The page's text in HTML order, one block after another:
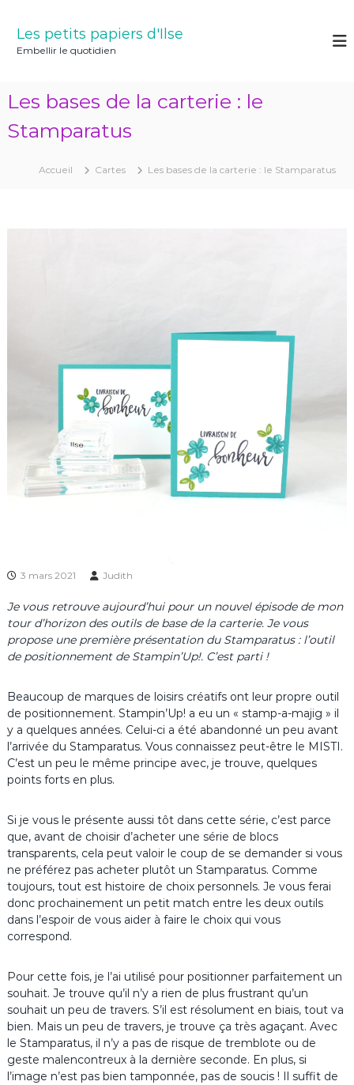
Les petits papiers d'Ilse
Embellir le quotidien
Les bases de la carterie : le
Stamparatus
Accueil Cartes Les bases de la carterie : le Stamparatus
3 mars 2021 Judith
Je vous retrouve aujourd’hui pour un nouvel épisode de mon
tour d’horizon des outils de base de la carterie. Je vous
propose une première présentation du Stamparatus : l’outil
de positionnement de Stampin’Up!. C’est parti !
Beaucoup de marques de loisirs créatifs ont leur propre outil
de positionnement. Stampin’Up! a eu un « stamp-a-majig » il
y a quelques années. Celui-ci a été abandonné un peu avant
l’arrivée du Stamparatus. Vous connaissez peut-être le MISTI.
C’est un peu le même principe avec, je trouve, quelques
points forts en plus.
Si je vous le présente aussi tôt dans cette série, c’est parce
que, avant de choisir d’acheter une série de blocs
transparents, cela peut valoir le coup de se demander si vous
ne préférez pas acheter plutôt un Stamparatus. Comme
toujours, tout est histoire de choix personnels. Je vous ferai
donc prochainement un petit match entre les deux outils
dans l’espoir de vous aider à faire le choix qui vous
correspond.
Pour cette fois, je l’ai utilisé pour positionner parfaitement un
souhait. Je trouve qu’il n’y a rien de plus frustrant qu’un
souhait un peu de travers. S’il est résolument en biais, tout va
bien. Mais un peu de travers, je trouve ça très agaçant. Avec
le Stamparatus, il n’y a pas de risque de tremblote ou de
geste malencontreux à la dernière seconde. En plus, si
l’image n’est pas bien tamponnée, pas de soucis ! Il suffit de